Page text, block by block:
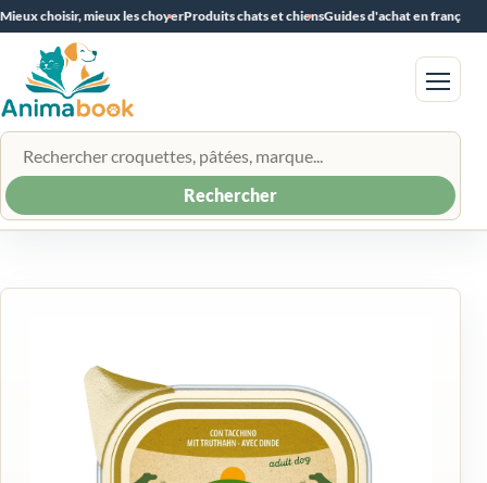
Mieux choisir, mieux les choyerProduits chats et chiensGuides d'achat en français
Rechercher un produit
Rechercher
Menu